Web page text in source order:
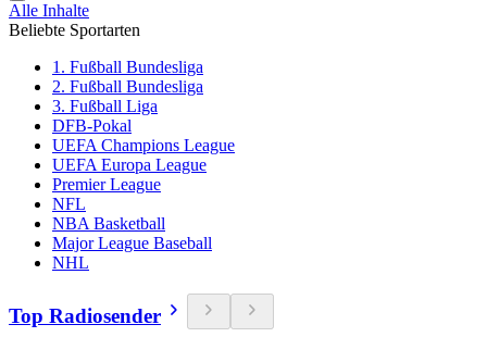
Alle Inhalte
Beliebte Sportarten
1. Fußball Bundesliga
2. Fußball Bundesliga
3. Fußball Liga
DFB-Pokal
UEFA Champions League
UEFA Europa League
Premier League
NFL
NBA Basketball
Major League Baseball
NHL
Top Radiosender